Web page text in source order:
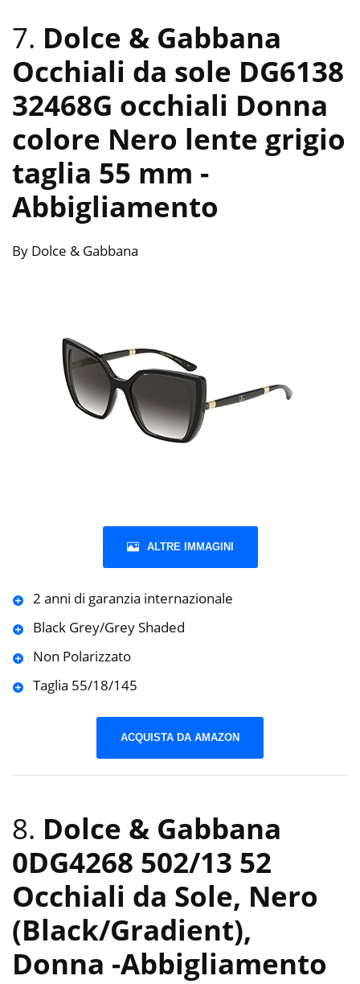
7. Dolce & Gabbana
Occhiali da sole DG6138
32468G occhiali Donna
colore Nero lente grigio
taglia 55 mm -
Abbigliamento
By Dolce & Gabbana
ALTRE IMMAGINI
2 anni di garanzia internazionale
Black Grey/Grey Shaded
Non Polarizzato
Taglia 55/18/145
ACQUISTA DA AMAZON
8. Dolce & Gabbana
0DG4268 502/13 52
Occhiali da Sole, Nero
(Black/Gradient),
Donna -Abbigliamento